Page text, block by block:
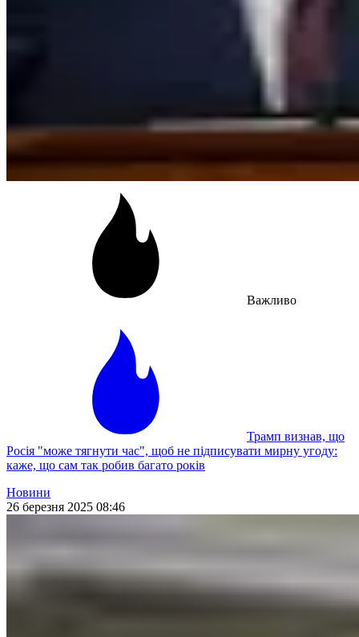
Важливо
Трамп визнав, що
Росія "може тягнути час", щоб не підписувати мирну угоду:
каже, що сам так робив багато років
Новини
26 березня 2025 08:46